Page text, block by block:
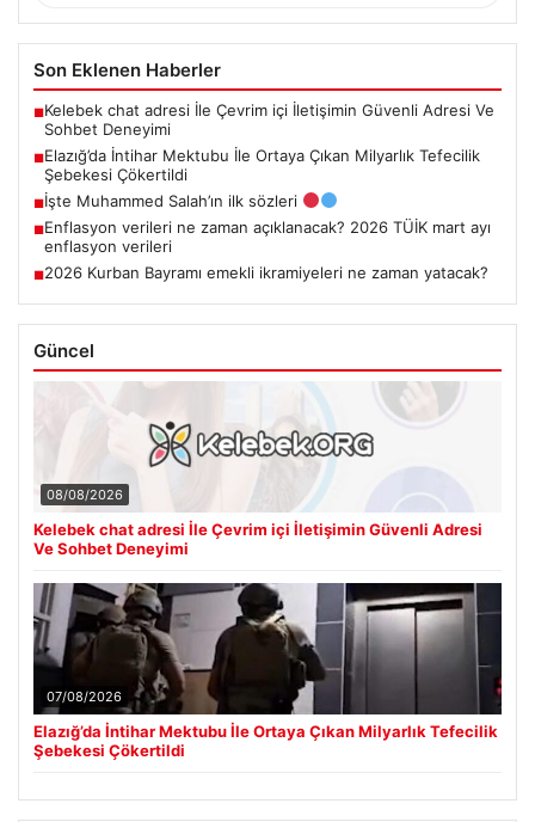
Son Eklenen Haberler
■Kelebek chat adresi İle Çevrim içi İletişimin Güvenli Adresi Ve
Sohbet Deneyimi
■Elazığ’da İntihar Mektubu İle Ortaya Çıkan Milyarlık Tefecilik
Şebekesi Çökertildi
■İşte Muhammed Salah’ın ilk sözleri
■Enflasyon verileri ne zaman açıklanacak? 2026 TÜİK mart ayı
enflasyon verileri
■2026 Kurban Bayramı emekli ikramiyeleri ne zaman yatacak?
Güncel
08/08/2026
Kelebek chat adresi İle Çevrim içi İletişimin Güvenli Adresi
Ve Sohbet Deneyimi
07/08/2026
Elazığ’da İntihar Mektubu İle Ortaya Çıkan Milyarlık Tefecilik
Şebekesi Çökertildi